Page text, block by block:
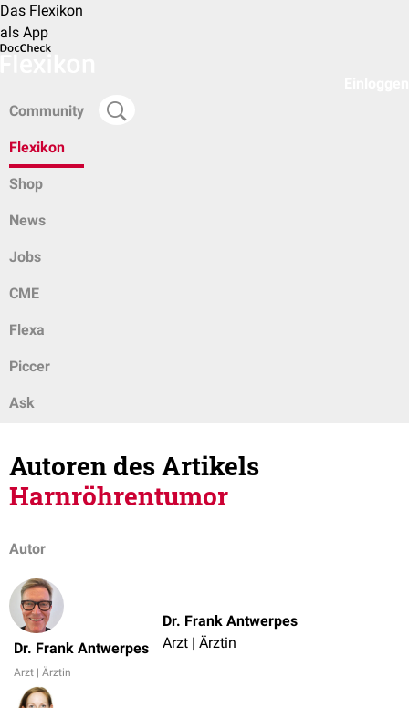
Das Flexikon
als App
Community
Flexikon
Shop
News
Jobs
CME
Flexa
Piccer
Ask
Autoren des Artikels
Harnröhrentumor
Autor
Dr. Frank Antwerpes
Arzt | Ärztin
Dr. Frank Antwerpes
Arzt | Ärztin